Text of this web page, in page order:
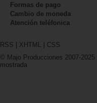
Formas de pago
Cambio de moneda
Atención teléfonica
RSS XHTML CSS
© Majo Producciones 2007-2025
mostrada